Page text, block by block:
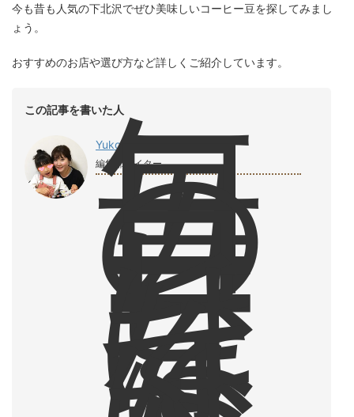
今も昔も人気の下北沢でぜひ美味しいコーヒー豆を探してみまし
ょう。
おすすめのお店や選び方など詳しくご紹介しています。
この記事を書いた人
Yuko
編集部ライター
毎
日
の
コ
ー
ヒ
ー
は
な
く